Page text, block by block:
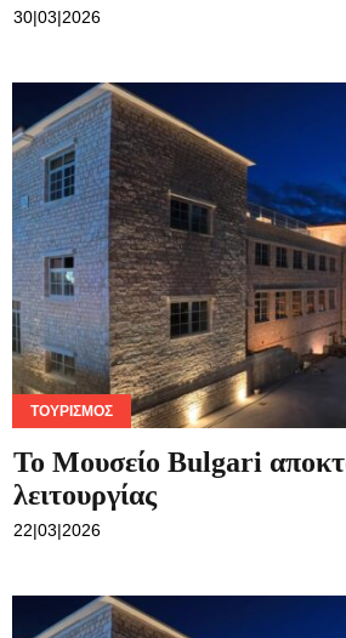
30|03|2026
ΤΟΥΡΙΣΜΌΣ
To Μουσείο Bulgari
λειτουργίας
22|03|2026